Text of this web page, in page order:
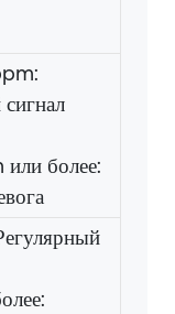
более: